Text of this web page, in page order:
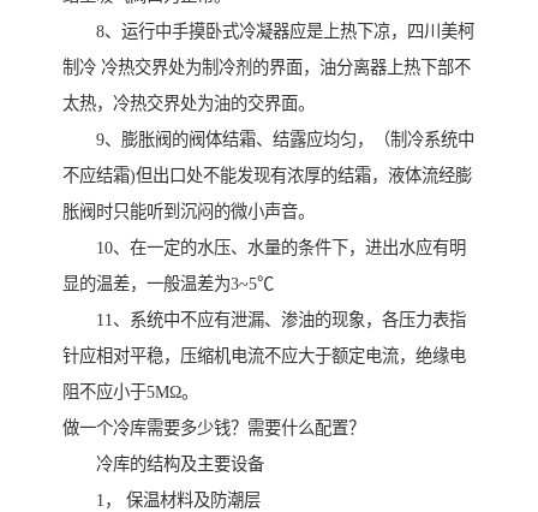
8、运行中手摸卧式冷凝器应是上热下凉，四川美柯
制冷 冷热交界处为制冷剂的界面，油分离器上热下部不
太热，冷热交界处为油的交界面。
9、膨胀阀的阀体结霜、结露应均匀，（制冷系统中
不应结霜)但出口处不能发现有浓厚的结霜，液体流经膨
胀阀时只能听到沉闷的微小声音。
10、在一定的水压、水量的条件下，进出水应有明
显的温差，一般温差为3~5℃
11、系统中不应有泄漏、渗油的现象，各压力表指
针应相对平稳，压缩机电流不应大于额定电流，绝缘电
阻不应小于5MΩ。
做一个冷库需要多少钱？需要什么配置？
冷库的结构及主要设备
1， 保温材料及防潮层